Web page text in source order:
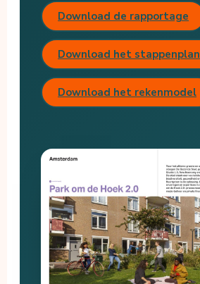
Download de rapportage
Download het stappenplan
Download het rekenmodel